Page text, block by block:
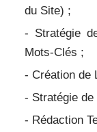
du Site) ;
- Stratégie
Mots-Clés ;
- Création de
- Stratégie
- Rédaction